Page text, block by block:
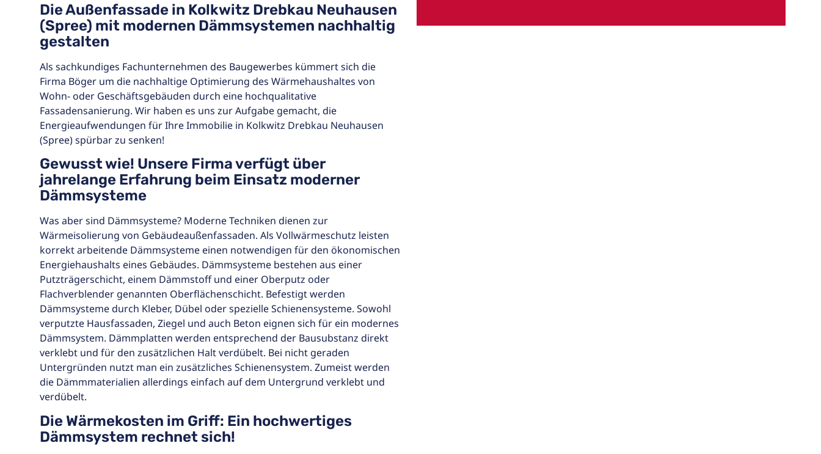
Die Außenfassade in Kolkwitz Drebkau Neuhausen
(Spree) mit modernen Dämmsystemen nachhaltig
gestalten
Als sachkundiges Fachunternehmen des Baugewerbes kümmert sich die
Firma Böger um die nachhaltige Optimierung des Wärmehaushaltes von
Wohn- oder Geschäftsgebäuden durch eine hochqualitative
Fassadensanierung. Wir haben es uns zur Aufgabe gemacht, die
Energieaufwendungen für Ihre Immobilie in Kolkwitz Drebkau Neuhausen
(Spree) spürbar zu senken!
Gewusst wie! Unsere Firma verfügt über
jahrelange Erfahrung beim Einsatz moderner
Dämmsysteme
Was aber sind Dämmsysteme? Moderne Techniken dienen zur
Wärmeisolierung von Gebäudeaußenfassaden. Als Vollwärmeschutz leisten
korrekt arbeitende Dämmsysteme einen notwendigen für den ökonomischen
Energiehaushalts eines Gebäudes. Dämmsysteme bestehen aus einer
Putzträgerschicht, einem Dämmstoff und einer Oberputz oder
Flachverblender genannten Oberflächenschicht. Befestigt werden
Dämmsysteme durch Kleber, Dübel oder spezielle Schienensysteme. Sowohl
verputzte Hausfassaden, Ziegel und auch Beton eignen sich für ein modernes
Dämmsystem. Dämmplatten werden entsprechend der Bausubstanz direkt
verklebt und für den zusätzlichen Halt verdübelt. Bei nicht geraden
Untergründen nutzt man ein zusätzliches Schienensystem. Zumeist werden
die Dämmmaterialien allerdings einfach auf dem Untergrund verklebt und
verdübelt.
Die Wärmekosten im Griff: Ein hochwertiges
Dämmsystem rechnet sich!